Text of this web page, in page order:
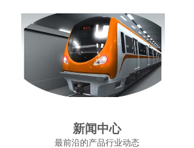
新闻中心
最前沿的产品行业动态